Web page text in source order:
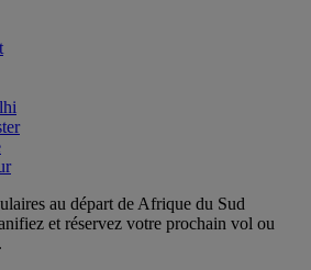
au départ de Afrique du Sud
et réservez votre prochain vol ou